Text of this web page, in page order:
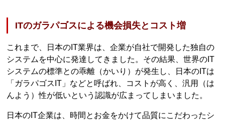
ITのガラパゴスによる機会損失とコスト増
これまで、日本のIT業界は、企業が自社で開発した独自の
システムを中心に発達してきました。その結果、世界のIT
システムの標準との乖離（かいり）が発生し、日本のITは
「ガラパゴスIT」などと呼ばれ、コストが高く、汎用（は
んよう）性が低いという認識が広まってしまいました。
日本のIT企業は、時間とお金をかけて品質にこだわったシ